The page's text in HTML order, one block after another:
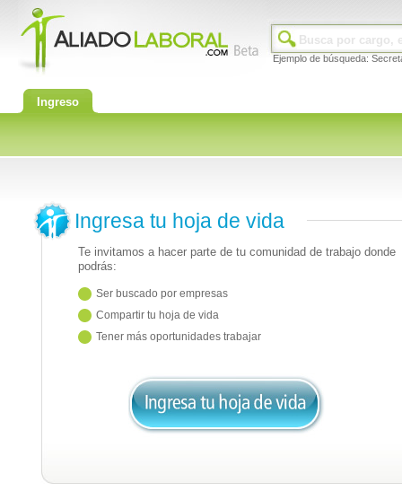
Ejemplo de búsqueda:
Ingreso
Ingresa tu hoja de vida
Te invitamos a hacer parte de tu comunidad de trabajo donde
podrás:
Ser buscado por empresas
Compartir tu hoja de vida
Tener más oportunidades trabajar